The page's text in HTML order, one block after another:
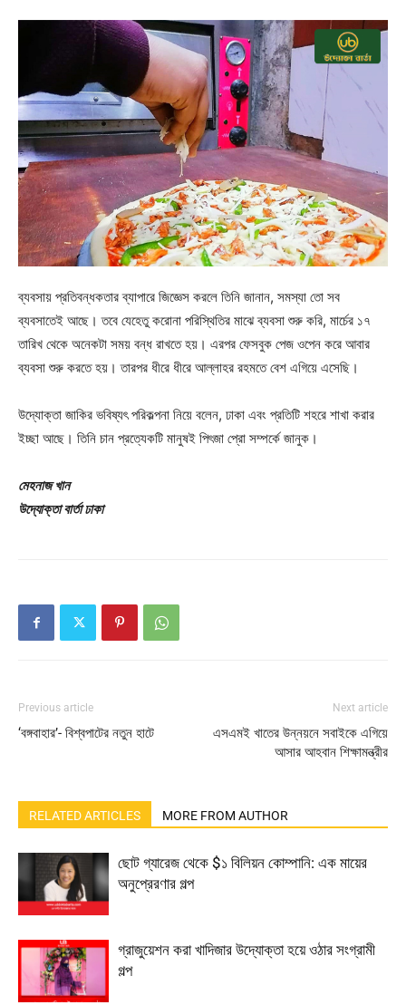
ব্যবসায় প্রতিবন্ধকতার ব্যাপারে জিজ্ঞেস করলে তিনি জানান, সমস্যা তো সব
ব্যবসাতেই আছে। তবে যেহেতু করোনা পরিস্থিতির মাঝে ব্যবসা শুরু করি, মার্চের ১৭
তারিখ থেকে অনেকটা সময় বন্ধ রাখতে হয়। এরপর ফেসবুক পেজ ওপেন করে আবার
ব্যবসা শুরু করতে হয়। তারপর ধীরে ধীরে আল্লাহর রহমতে বেশ এগিয়ে এসেছি।
উদ্যোক্তা জাকির ভবিষ্যৎ পরিকল্পনা নিয়ে বলেন, ঢাকা এবং প্রতিটি শহরে শাখা করার
ইচ্ছা আছে। তিনি চান প্রত্যেকটি মানুষই পিৎজা‌ প্রো সম্পর্কে জানুক।
মেহনাজ খান
উদ্যোক্তা বার্তা ঢাকা
Previous article
‘বঙ্গবাহার’- বিশ্বপাটের নতুন হাটে
Next article
এসএমই খাতের উন্নয়নে সবাইকে এগিয়ে
আসার আহবান শিক্ষামন্ত্রীর
RELATED ARTICLES MORE FROM AUTHOR
ছোট গ্যারেজ থেকে $১ বিলিয়ন কোম্পানি: এক মায়ের
অনুপ্রেরণার গল্প
গ্রাজুয়েশন করা খাদিজার উদ্যোক্তা হয়ে ওঠার সংগ্রামী
গল্প